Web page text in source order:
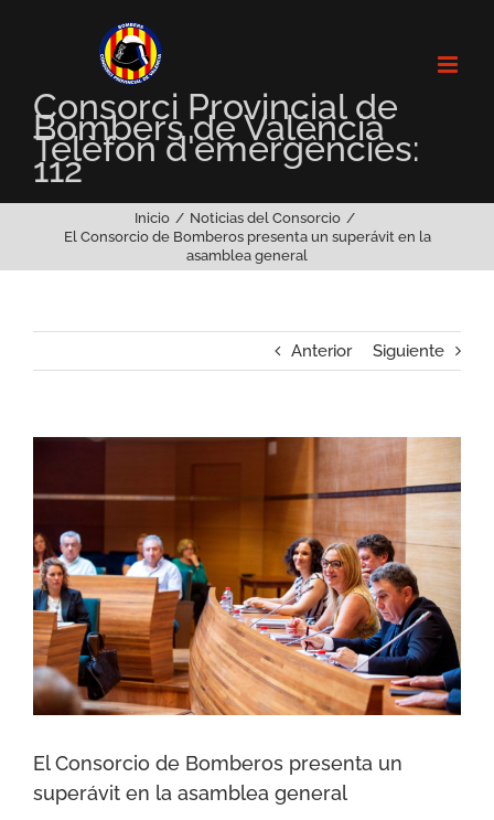
Consorci Provincial de
Bombers de València
Telèfon d'emergències:
112
Inicio
Noticias del Consorcio
El Consorcio de Bomberos presenta un superávit en la
asamblea general
Anterior Siguiente
El Consorcio de Bomberos presenta un
superávit en la asamblea general